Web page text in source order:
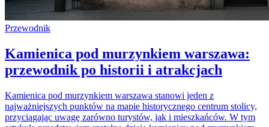
Przewodnik
Kamienica pod murzynkiem warszawa:
przewodnik po historii i atrakcjach
Kamienica pod murzynkiem warszawa stanowi jeden z
najważniejszych punktów na mapie historycznego centrum stolicy,
przyciągając uwagę zarówno turystów, jak i mieszkańców. W tym